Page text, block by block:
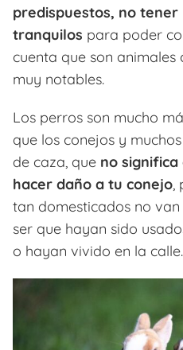
predispuestos, no
tranquilos para poder
cuenta que son animales
muy notables.
Los perros son mucho
que los conejos y
de caza, que no
hacer daño a tu conejo
tan domesticados no
ser que hayan sido
o hayan vivido en la calle.